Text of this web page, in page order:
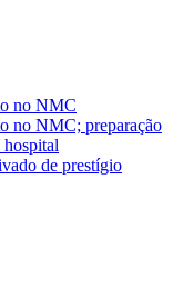
no NMC
no NMC; preparação
de prestígio